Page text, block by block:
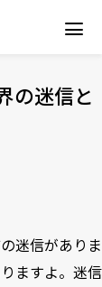
の迷信と
迷信がありま
ますよ。迷信